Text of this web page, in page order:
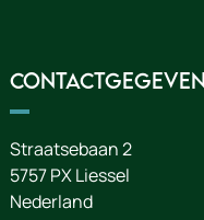
Straatsebaan 2
5757 PXLiessel
Nederland